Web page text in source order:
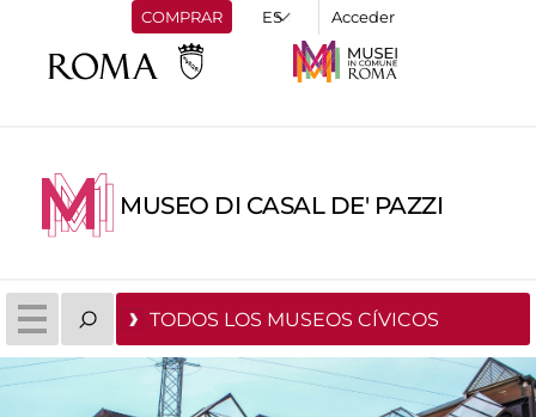
COMPRAR Acceder
MUSEO DI CASAL DE' PAZZI
TODOS LOS MUSEOS CÍVICOS